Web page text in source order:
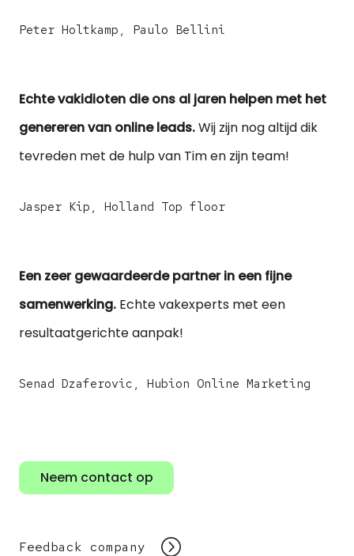
Peter Holtkamp, Paulo Bellini
Echte vakidioten die ons al jaren helpen met het
genereren van online leads.Wij zijn nog altijd dik
tevreden met de hulp van Tim en zijn team!
Jasper Kip, Holland Top floor
Een zeer gewaardeerde partner in een fijne
samenwerking. Echte vakexperts met een
resultaatgerichte aanpak!
Senad Dzaferovic, Hubion Online Marketing
Neem contact op
Feedback company